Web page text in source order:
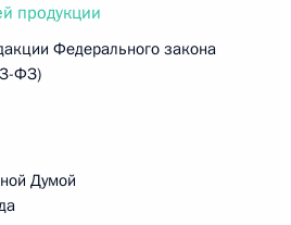
продукции
Федерального закона
ФЗ)
Думой